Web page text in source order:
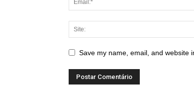
Save my name, email, and website